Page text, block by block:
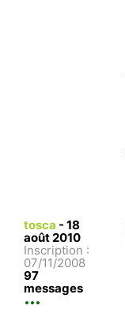
tosca - 18
août 2010
Inscription :
07/11/2008
97
messages